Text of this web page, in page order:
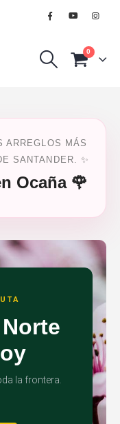
0
ARREGLOS MÁS
SANTANDER. ✨
Ocaña 🌹
la frontera.